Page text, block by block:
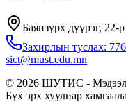
Баянзүрх дүүрэг,
Захирлын туслах:
sict@must.edu.mn
© 2026 ШУТИС -
Бүх эрх хуулиар